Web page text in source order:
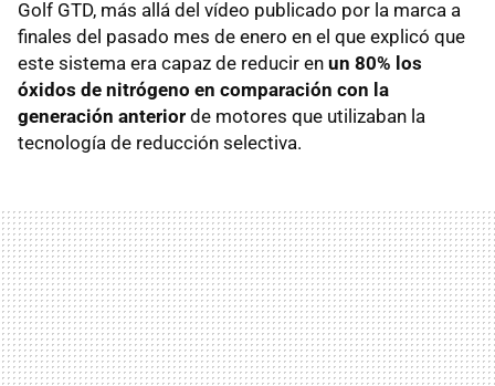
Golf GTD, más allá del vídeo publicado por la marca a
finales del pasado mes de enero en el que explicó que
este sistema era capaz de reducir en un 80% los
óxidos de nitrógeno en comparación con la
generación anterior de motores que utilizaban la
tecnología de reducción selectiva.